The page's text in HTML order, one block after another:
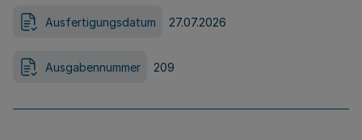
Ausfertigungsdatum 27.07.2026
Ausgabennummer 209